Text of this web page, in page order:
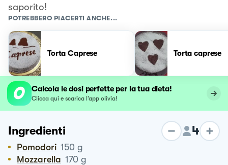
saporito!
POTREBBERO PIACERTI ANCHE...
Torta Caprese Torta caprese
Calcola le dosi perfette per la tua dieta!
Clicca qui e scarica l’app olivia!
Ingredienti 4
Pomodori 150 g
Mozzarella 170 g